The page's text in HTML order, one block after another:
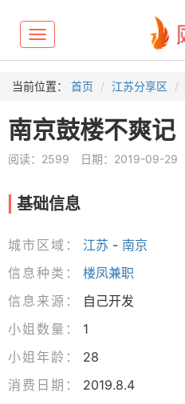
Toggle
navigation
当前位置： 首页 江苏分享区
南京鼓楼不爽记
阅读：2599 日期：2019-09-29
基础信息
城市区域： 江苏 - 南京
信息种类：
楼凤兼职
信息来源：
自己开发
小姐数量：
1
小姐年龄：
28
消费日期：
2019.8.4